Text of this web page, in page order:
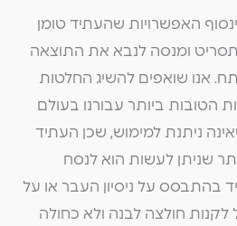
האפשרויות שהעתיד טומן
ומנסה לנבא את התוצאה
אנו שואפים להשיג החלטות
הטובות ביותר עבורנו בעולם
ניתנת למימוש, שכן העתיד
שניתן לעשות הוא לנסח
בהתבסס על ניסיון העבר או על
לקנות חולצה לבנה ולא כחולה